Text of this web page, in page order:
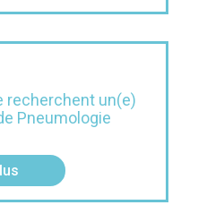
recherchent un(e)
Pneumologie